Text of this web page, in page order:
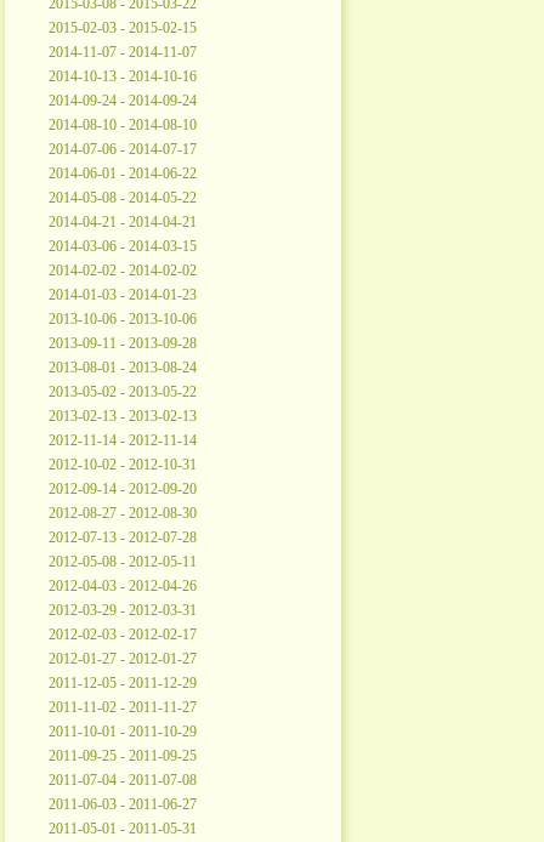
2015-03-08 - 2015-03-22
2015-02-03 - 2015-02-15
2014-11-07 - 2014-11-07
2014-10-13 - 2014-10-16
2014-09-24 - 2014-09-24
2014-08-10 - 2014-08-10
2014-07-06 - 2014-07-17
2014-06-01 - 2014-06-22
2014-05-08 - 2014-05-22
2014-04-21 - 2014-04-21
2014-03-06 - 2014-03-15
2014-02-02 - 2014-02-02
2014-01-03 - 2014-01-23
2013-10-06 - 2013-10-06
2013-09-11 - 2013-09-28
2013-08-01 - 2013-08-24
2013-05-02 - 2013-05-22
2013-02-13 - 2013-02-13
2012-11-14 - 2012-11-14
2012-10-02 - 2012-10-31
2012-09-14 - 2012-09-20
2012-08-27 - 2012-08-30
2012-07-13 - 2012-07-28
2012-05-08 - 2012-05-11
2012-04-03 - 2012-04-26
2012-03-29 - 2012-03-31
2012-02-03 - 2012-02-17
2012-01-27 - 2012-01-27
2011-12-05 - 2011-12-29
2011-11-02 - 2011-11-27
2011-10-01 - 2011-10-29
2011-09-25 - 2011-09-25
2011-07-04 - 2011-07-08
2011-06-03 - 2011-06-27
2011-05-01 - 2011-05-31